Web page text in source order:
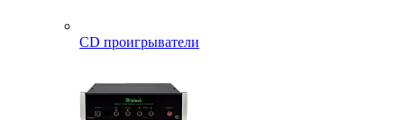
CD проигрыватели